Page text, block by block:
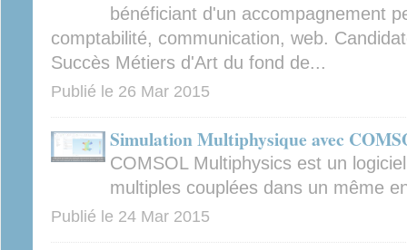
bénéficiant d'un accompagnement
comptabilité, communication, web.
Succès Métiers d'Art du fond de...
Publié le 26 Mar 2015
Simulation Multiphysique avec
COMSOL Multiphysics est un
multiples couplées dans un même
Publié le 24 Mar 2015